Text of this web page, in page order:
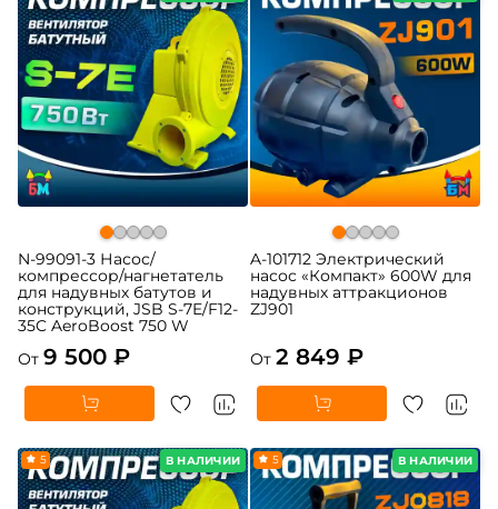
N-99091-3 Насос/
компрессор/нагнетатель
для надувных батутов и
конструкций, JSB S-7E/F12-
35C AeroBoost 750 W
От 9 500 ₽
A-101712 Электрический
насос «Компакт» 600W для
надувных аттракционов
ZJ901
От 2 849 ₽
В НАЛИЧИИ
5 В НАЛИЧИИ
5